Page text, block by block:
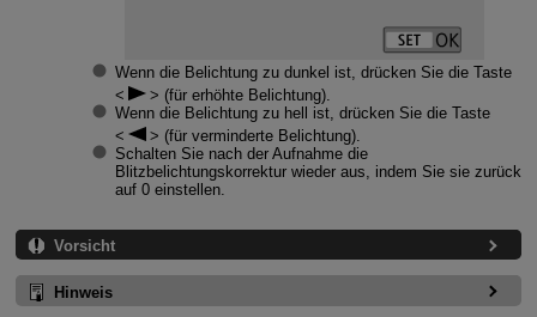
Wenn die Belichtung zu dunkel ist, drücken Sie die Taste
(für erhöhte Belichtung).
Wenn die Belichtung zu hell ist, drücken Sie die Taste
(für verminderte Belichtung).
Schalten Sie nach der Aufnahme die
Blitzbelichtungskorrektur wieder aus, indem Sie sie zurück
auf 0 einstellen.
Vorsicht
Hinweis